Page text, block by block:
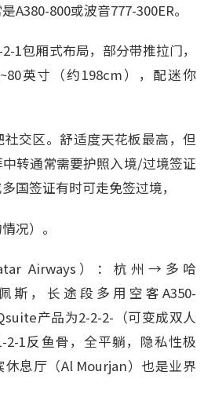
A380-800或波音777-300ER。
1包厢式布局，部分带推拉门，
英寸（约198cm），配迷你
交区。舒适度天花板最高，但
转通常需要护照入境/过境签证
国签证有时可走免签过境，
况）。
Airways）：杭州→多哈
斯，长途段多用空客A350-
产品为2-2-2-（可变成双人
2-1反鱼骨，全平躺，隐私性极
休息厅（Al Mourjan）也是业界